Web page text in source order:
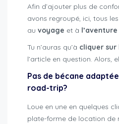
Afin d’ajouter plus de
avons regroupé, ici, tous
au voyage et à l’aventure
Tu n’auras qu’à cliquer sur
l’article en question. Alors,
Pas de bécane
road-trip?
Loue en une en quelques
plate-forme de location de